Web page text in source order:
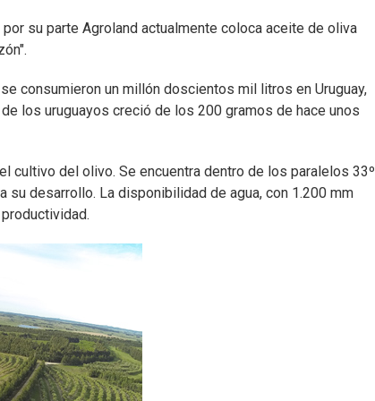
su parte Agroland actualmente coloca aceite de oliva
consumieron un millón doscientos mil litros en Uruguay,
los uruguayos creció de los 200 gramos de hace unos
cultivo del olivo. Se encuentra dentro de los paralelos 33º
su desarrollo. La disponibilidad de agua, con 1.200 mm